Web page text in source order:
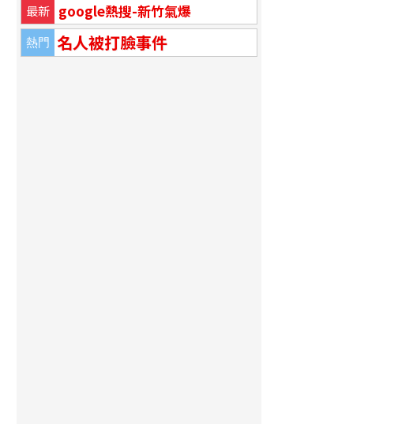
最新 google熱搜-新竹氣爆
熱門 名人被打臉事件